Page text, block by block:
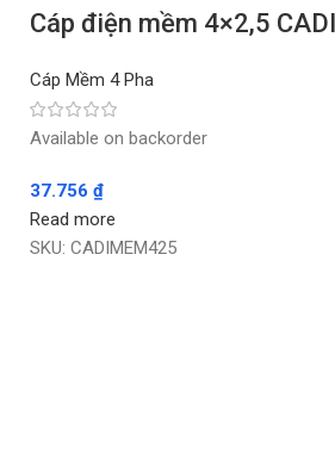
Cáp điện mềm 4×2,5
Cáp Mềm 4 Pha
Available on backorder
37.756 ₫
Read more
SKU: CADIMEM425